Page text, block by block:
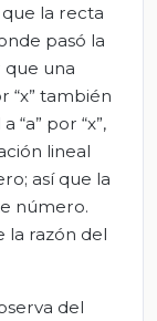
la recta
pasó la
que una
“x” también
“a” por “x”,
lineal
así que la
número.
la razón del
del